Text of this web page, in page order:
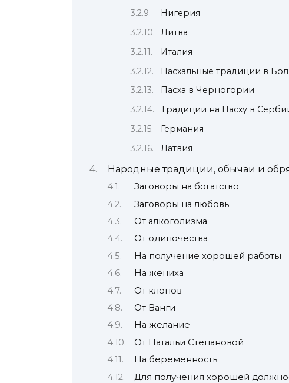
Нигерия
Литва
Италия
Пасхальные традиции в
Пасха в Черногории
Традиции на Пасху в
Германия
Латвия
Народные традиции, обычаи и
Заговоры на богатство
Заговоры на любовь
От алкоголизма
От одиночества
На получение хорошей работы
На жениха
От клопов
От Ванги
На желание
От Натальи Степановой
На беременность
Для получения хорошей